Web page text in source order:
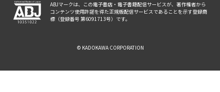
ABJマークは、この電子書店・電子書籍配信サービスが、著作権者から
コンテンツ使用許諾を得た正規版配信サービスであることを示す登録商
標（登録番号 第6091713号）です。
© KADOKAWA CORPORATION